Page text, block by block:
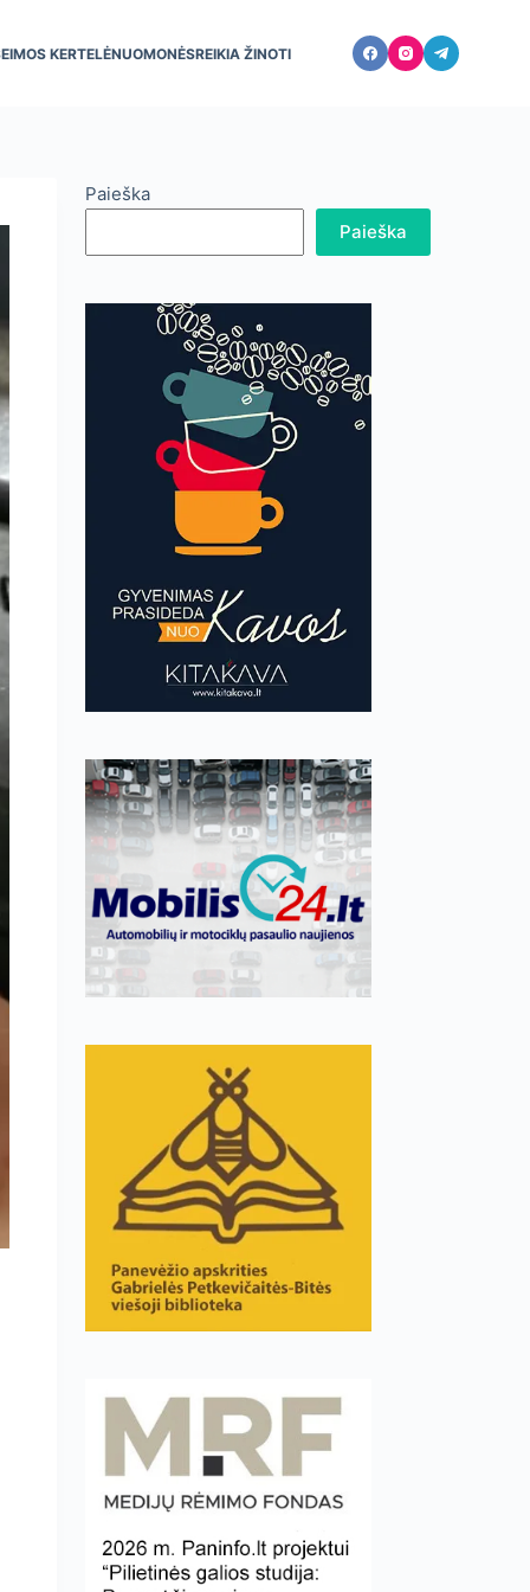
KERTELĖNUOMONĖSREIKIA ŽINOTI
Paieška
Paieška